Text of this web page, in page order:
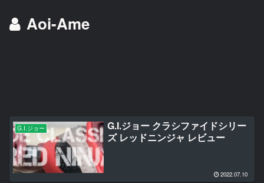
Aoi-Ame
G.I.ジョー
G.I.ジョー クラシファイドシリー
ズ レッドニンジャ レビュー
2022.07.10